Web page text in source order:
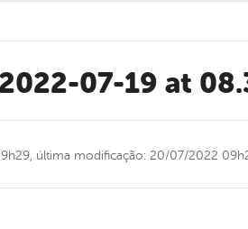
2022-07-19 at
última modificação: 20/07/2022